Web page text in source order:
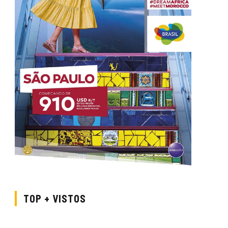
TOP + VISTOS